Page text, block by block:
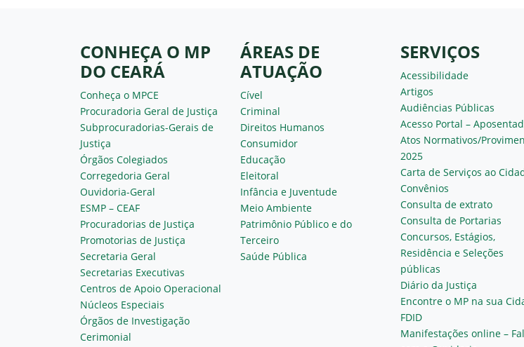
CONHEÇA O MP
DO CEARÁ
Conheça o MPCE
Procuradoria Geral de Justiça
Subprocuradorias-Gerais de
Justiça
Órgãos Colegiados
Corregedoria Geral
Ouvidoria-Geral
ESMP – CEAF
Procuradorias de Justiça
Promotorias de Justiça
Secretaria Geral
Secretarias Executivas
Centros de Apoio Operacional
Núcleos Especiais
Órgãos de Investigação
Cerimonial
ÁREAS DE
ATUAÇÃO
Cível
Criminal
Direitos Humanos
Consumidor
Educação
Eleitoral
Infância e Juventude
Meio Ambiente
Patrimônio Público e do
Terceiro
Saúde Pública
SERVIÇOS
Acessibilidade
Artigos
Audiências Públicas
Acesso Portal –
Atos Normativos/
2025
Carta de Serviços ao
Convênios
Consulta de extrato
Consulta de Portarias
Concursos, Estágios,
Residência e Seleções
públicas
Diário da Justiça
Encontre o MP na sua
FDID
Manifestações online –